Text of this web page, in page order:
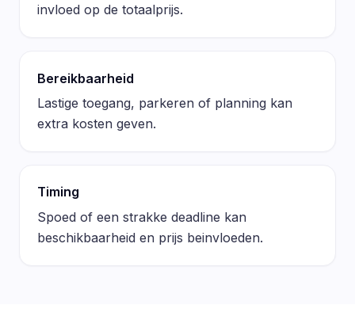
invloed op de totaalprijs.
Bereikbaarheid
Lastige toegang, parkeren of planning kan
extra kosten geven.
Timing
Spoed of een strakke deadline kan
beschikbaarheid en prijs beinvloeden.